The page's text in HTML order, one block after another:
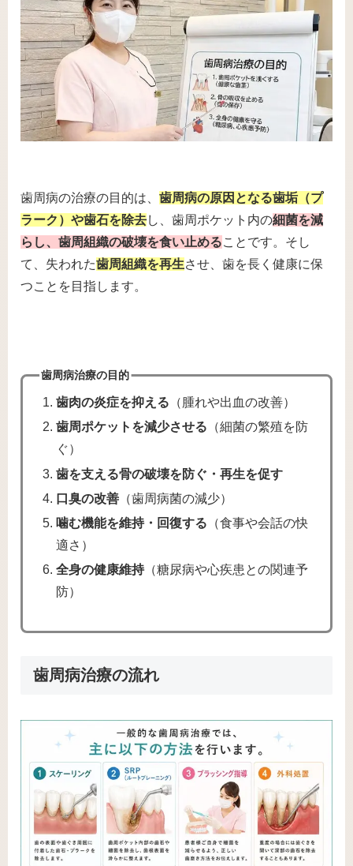
歯周病の治療の目的は、 歯周病の原因となる歯垢（プ
ラーク）や歯石を除去し、歯周ポケット内の細菌を減
らし、歯周組織の破壊を食い止めることです。そし
て、失われた歯周組織を再生させ、歯を長く健康に保
つことを目指します。
歯周病治療の目的
歯肉の炎症を抑える （腫れや出血の改善）
歯周ポケットを減少させる （細菌の繁殖を防
ぐ）
歯を支える骨の破壊を防ぐ・再生を促す
口臭の改善（歯周病菌の減少）
噛む機能を維持・回復する （食事や会話の快
適さ）
全身の健康維持（糖尿病や心疾患との関連予
防）
歯周病治療の流れ